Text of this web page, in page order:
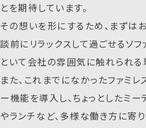
とを期待しています。
その想いを形にするため、まず
談前にリラックスして過ごせるソ
といて会社の雰囲気に触れられる
また、これまでになかったファミレ
ー機能を導入し、ちょっとしたミ
やランチなど、多様な働き方に寄